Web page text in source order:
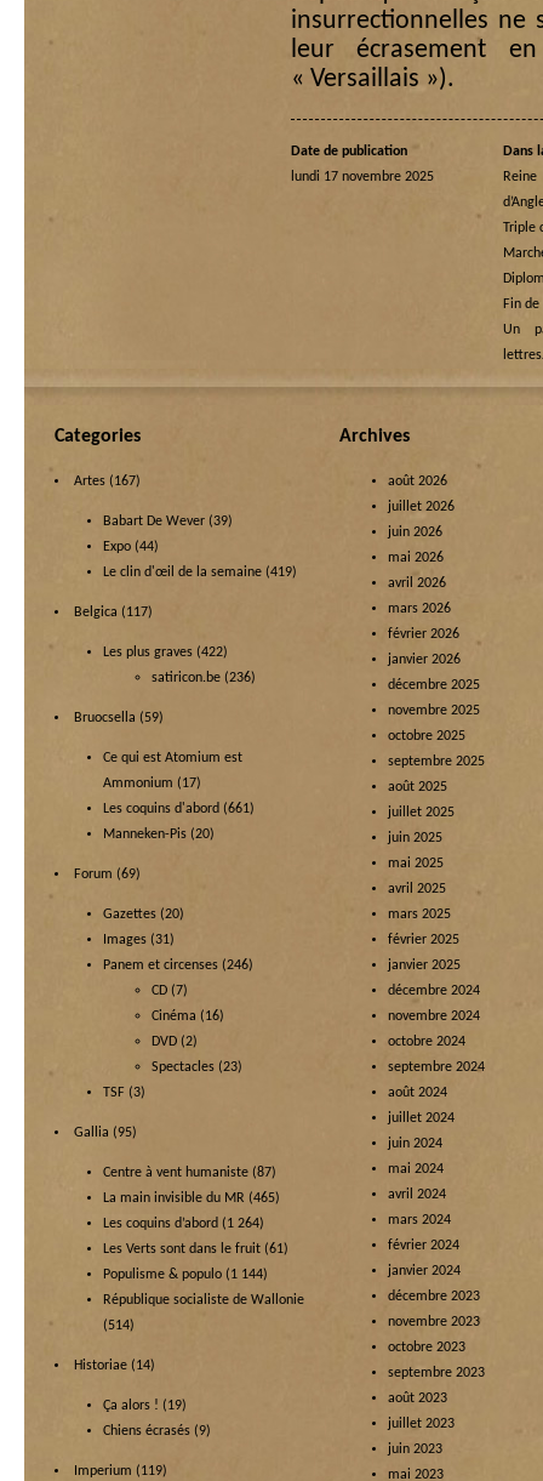
insurrectionnelles
leur écrasement
« Versaillais »).
Date de publication
lundi 17 novembre 2025
Dans
Triple
Fin
Un
Categories
Artes (167)
Babart De Wever (39)
Expo (44)
Le clin d'œil de la semaine (419)
Belgica (117)
Les plus graves (422)
satiricon.be (236)
Bruocsella (59)
Ce qui est Atomium est
Ammonium (17)
Les coquins d'abord (661)
Manneken-Pis (20)
Forum (69)
Gazettes (20)
Images (31)
Panem et circenses (246)
CD (7)
Cinéma (16)
DVD (2)
Spectacles (23)
TSF (3)
Gallia (95)
Centre à vent humaniste (87)
La main invisible du MR (465)
Les coquins d’abord (1 264)
Les Verts sont dans le fruit (61)
Populisme & populo (1 144)
République socialiste de Wallonie
(514)
Historiae (14)
Ça alors ! (19)
Chiens écrasés (9)
Imperium (119)
Archives
août 2026
juillet 2026
juin 2026
mai 2026
avril 2026
mars 2026
février 2026
janvier 2026
décembre 2025
novembre 2025
octobre 2025
septembre 2025
août 2025
juillet 2025
juin 2025
mai 2025
avril 2025
mars 2025
février 2025
janvier 2025
décembre 2024
novembre 2024
octobre 2024
septembre 2024
août 2024
juillet 2024
juin 2024
mai 2024
avril 2024
mars 2024
février 2024
janvier 2024
décembre 2023
novembre 2023
octobre 2023
septembre 2023
août 2023
juillet 2023
juin 2023
mai 2023